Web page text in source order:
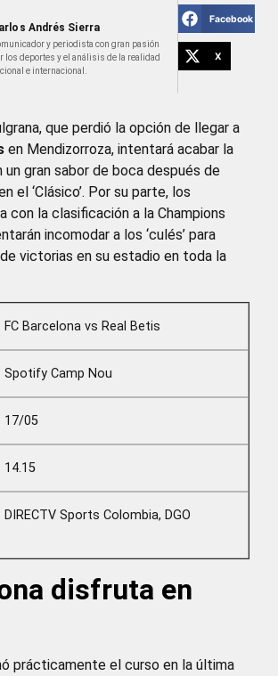
Andrés Sierra
y periodista con gran pasión
los deportes y el análisis de la realidad
e internacional.
Facebook
X
que perdió la opción de llegar a
en Mendizorroza, intentará acabar la
un gran sabor de boca después de
el ‘Clásico’. Por su parte, los
con la clasificación a la Champions
incomodar a los ‘culés’ para
victorias en su estadio en toda la
FC Barcelona vs Real Betis
Spotify Camp Nou
17/05
14.15
DIRECTV Sports Colombia, DGO
disfruta en
prácticamente el curso en la última